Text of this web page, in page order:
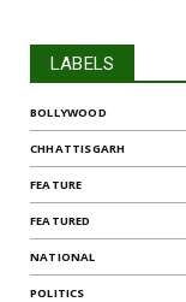
LABELS
BOLLYWOOD
CHHATTISGARH
FEATURE
FEATURED
NATIONAL
POLITICS